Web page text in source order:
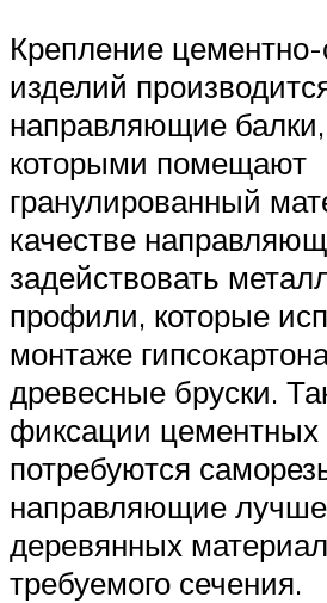
Крепление
изделий
направляющие
которыми помещают
гранулированный
качестве
задействовать
профили, которые
монтаже
древесные бруски.
фиксации цементных
потребуются
направляющие лучше
деревянных
требуемого сечения.